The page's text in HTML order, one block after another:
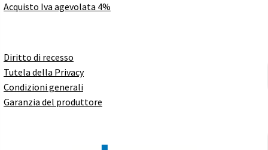
Acquisto Iva agevolata 4%
Diritto di recesso
Tutela della Privacy
Condizioni generali
Garanzia del produttore